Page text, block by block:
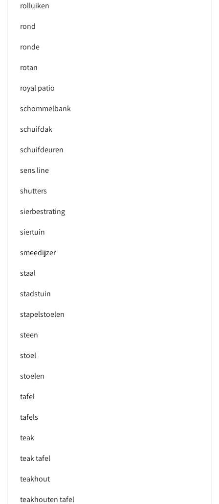
rolluiken
rond
ronde
rotan
royal patio
schommelbank
schuifdak
schuifdeuren
sens line
shutters
sierbestrating
siertuin
smeedijzer
staal
stadstuin
stapelstoelen
steen
stoel
stoelen
tafel
tafels
teak
teak tafel
teakhout
teakhouten tafel